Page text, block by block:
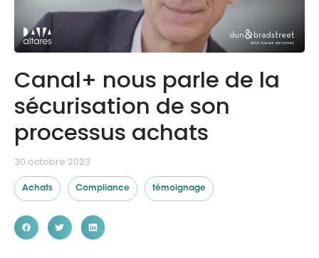
Notre groupe
Ressources
Canal+ nous parle de la
sécurisation de son
processus achats
30 octobre 2023
Achats Compliance témoignage